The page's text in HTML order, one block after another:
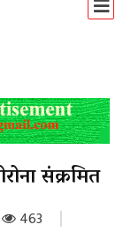
संक्रमित
463